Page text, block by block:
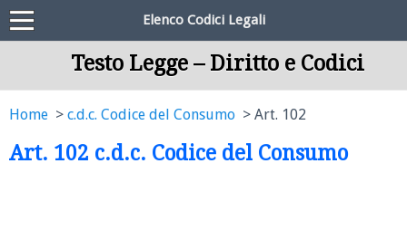
Elenco Codici Legali
Testo Legge – Diritto e Codici
Home c.d.c. Codice del Consumo Art. 102
Art. 102 c.d.c. Codice del Consumo